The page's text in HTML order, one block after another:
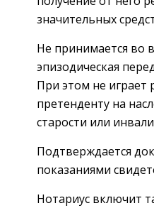
значительных
Не принимается во
эпизодическая
При этом не играет
претенденту на
старости или
Подтверждается
показаниями
Нотариус включит